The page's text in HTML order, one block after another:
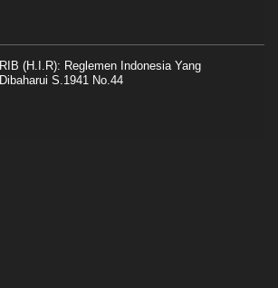
RIB (H.I.R): Reglemen Indonesia Yang
Dibaharui S.1941 No.44